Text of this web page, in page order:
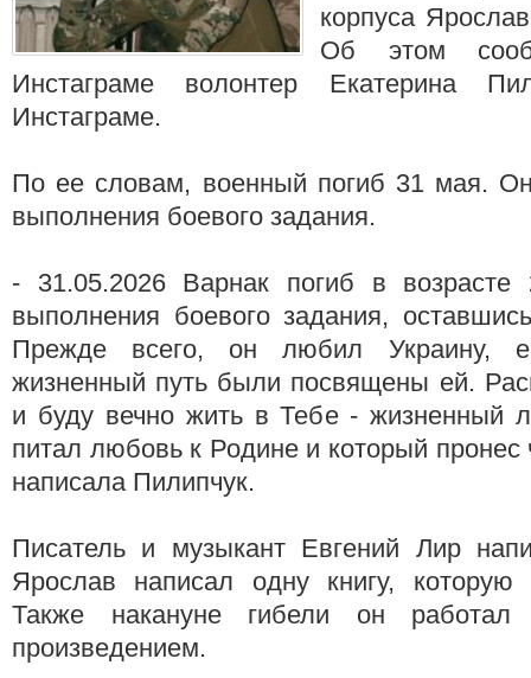
корпуса
Об этом
Инстаграме волонтер Екатерина
Инстаграме.
По ее словам, военный погиб 31 мая.
выполнения боевого задания.
- 31.05.2026 Варнак погиб в
выполнения боевого задания,
Прежде всего, он любил Украину,
жизненный путь были посвящены ей.
и буду вечно жить в Тебе - жизненный
питал любовь к Родине и который пронес
написала Пилипчук.
Писатель и музыкант Евгений Лир
Ярослав написал одну книгу, которую
Также накануне гибели он
произведением.